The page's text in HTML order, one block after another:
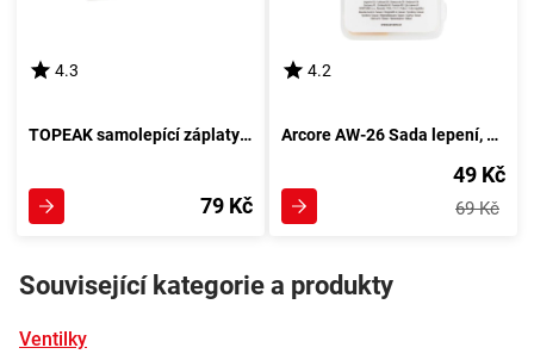
4.3
TOPEAK samolepící záplaty FLYPAPER s brusným papírem
79 Kč
4.2
Arcore AW-26 Sada lepení, mix
49 Kč
69 Kč
Související kategorie a produkty
Ventilky